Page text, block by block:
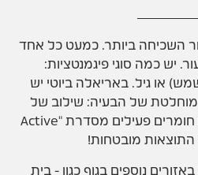
השכיחה ביותר. כמעט כל אחד
יש כמה סוגי פיגמנטציות:
או גיל. באריאלה ביוטי יש
מוחלטת של הבעיה: שילוב של
טכנולוגיות מתקדמות עם חומרים פעילים מסדרת "Active
נוספים בגוף כגון - בית